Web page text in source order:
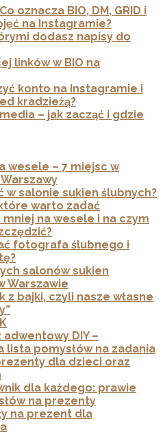
oznacza BIO, DM, GRID i
na Instagramie?
dodasz napisy do
linków w BIO na
konto na Instagramie i
kradzieżą?
– jak zacząć i gdzie
wesele – 7 miejsc w
w salonie sukien ślubnych?
warto zadać
mniej na wesele i na czym
fotografa ślubnego i
salonów sukien
Warszawie
z bajki, czyli nasze własne
DIY –
lista pomysłów na zadania
dla dzieci oraz
dla każdego: prawie
na prezenty
na prezent dla